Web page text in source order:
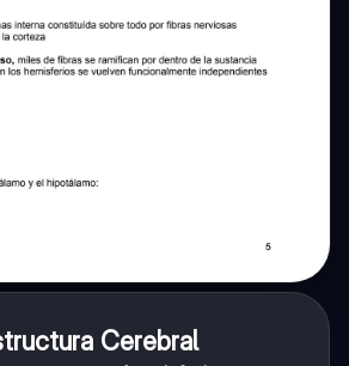
Cerebral